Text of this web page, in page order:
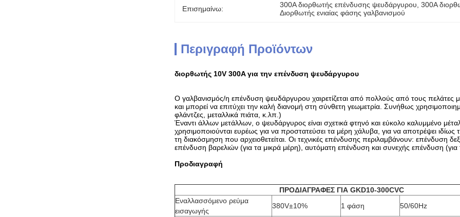
Επισημαίνω: 300A διορθωτής επένδυσης ψευδάργυρου 300A
Διορθωτής ενιαίας φάσης γαλβανισμού
Περιγραφή Προϊόντων
διορθωτής 10V 300A για την επένδυση ψευδάργυρου
Ο γαλβανισμός/η επένδυση ψευδάργυρου χαιρετίζεται από πολλούς από τους πελάτες
και μπορεί να επιτύχει την καλή διανομή στη σύνθετη γεωμετρία. Συνήθως
φλάντζες, μεταλλικά πιάτα, κ.λπ.)
Έναντι άλλων μετάλλων, ο ψευδάργυρος είναι σχετικά φτηνό και εύκολο καλυμμένο
χρησιμοποιούνται ευρέως για να προστατεύσει τα μέρη χάλυβα, για να αποτρέψει
τη διακόσμηση που αρχειοθετείται. Οι τεχνικές επένδυσης περιλαμβάνουν: επένδυση
επένδυση βαρελιών (για τα μικρά μέρη), αυτόματη επένδυση και συνεχής επένδυση (για
Προδιαγραφή
ΠΡΟΔΙΑΓΡΑΦΕΣ ΓΙΑ GKD10-300CVC
Εναλλασσόμενο ρεύμα
εισαγωγής
380V±10% 1 φάση 50/60Hz